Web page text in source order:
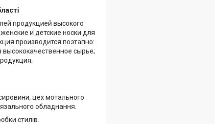
продукцией высокого
и детские носки для
производится поэтапно:
сырье;
цех мотального
обладнання.
стилів.